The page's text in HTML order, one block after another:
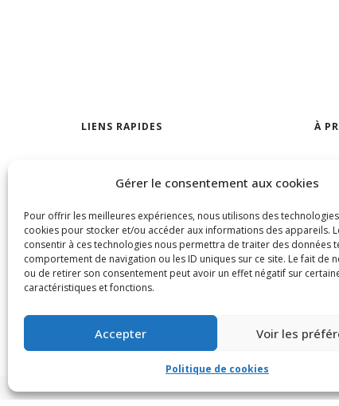
Gérer le consentement aux cookies
Pour offrir les meilleures expériences, nous utilisons des
cookies pour stocker et/ou accéder aux informations des appareils.
consentir à ces technologies nous permettra de traiter des données
comportement de navigation ou les ID uniques sur ce site. Le fait de
ou de retirer son consentement peut avoir un effet négatif sur
caractéristiques et fonctions.
Accepter Voir les
Politique de cookies
LIENS RAPIDES
À louer
À